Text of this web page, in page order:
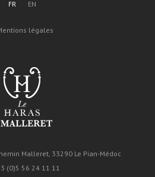
FR EN
légales
Malleret, 33290 Le Pian-Médoc
(0)5 56 24 11 11